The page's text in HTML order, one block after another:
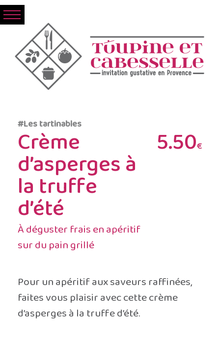
#Les tartinables
Crème
d’asperges à
la truffe
d’été
À déguster frais en apéritif
sur du pain grillé
5.50€
Pour un apéritif aux saveurs raffinées,
faites vous plaisir avec cette crème
d’asperges à la truffe d’été.